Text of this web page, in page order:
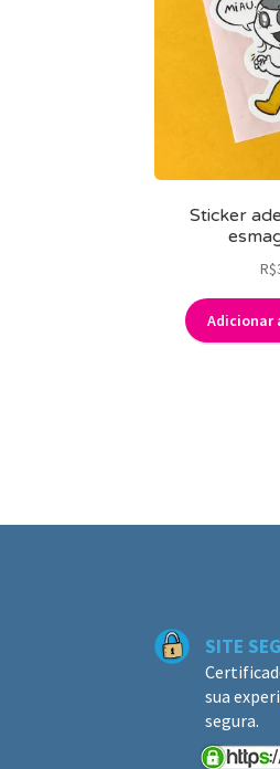
Sticker
R$
Adicionar
SITE
sua
segura.